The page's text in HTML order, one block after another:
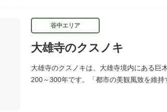
谷中エリア
大雄寺のクスノキ
大雄寺のクスノキは、大雄寺境内にある巨
200～300年です。「都市の美観風致を維